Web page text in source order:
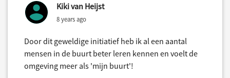
Kiki van Heijst
8 years ago
Door dit geweldige initiatief heb ik al een aantal
mensen in de buurt beter leren kennen en voelt de
omgeving meer als 'mijn buurt'!